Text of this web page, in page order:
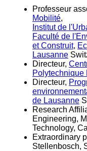
Professeur
Mobilité,
Institut de
Faculté de
et Construit,
Lausanne
Directeur,
Polytechnique
Directeur,
de Lausanne
Research
Engineering,
Technology,
Extraordinary
Stellenbosch,